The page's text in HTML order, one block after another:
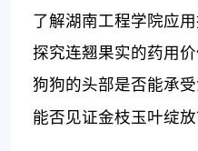
的首选学府
了解湖南工程学院应
师资水平和校园文化
探究连翘果实的药用
狗狗的头部是否能承受
能否见证金枝玉叶绽放